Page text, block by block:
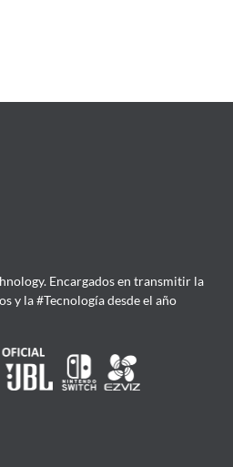
Encargados en transmitir la
y la #Tecnología desde el año